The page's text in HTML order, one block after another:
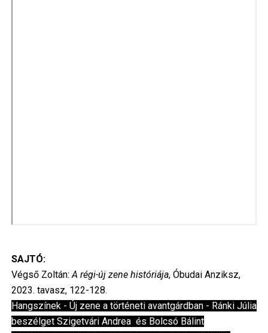
SAJTÓ:
Végső Zoltán:A régi-új zene históriája, Óbudai Anziksz,
2023. tavasz, 122-128.
Hangszínek - Új zene a történeti avantgárdban - Ránki Júlia
beszélget Szigetvári Andrea és Bolcsó Bálint